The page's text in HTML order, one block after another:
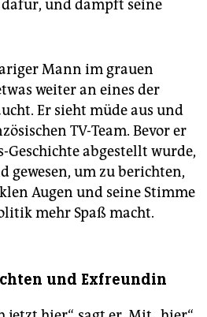
und dämpft seine
Mann im grauen
weiter an eines der
Er sieht müde aus und
TV-Team. Bevor er
abgestellt wurde,
gewesen, um zu berichten,
Augen und seine Stimme
mehr Spaß macht.
und Exfreundin